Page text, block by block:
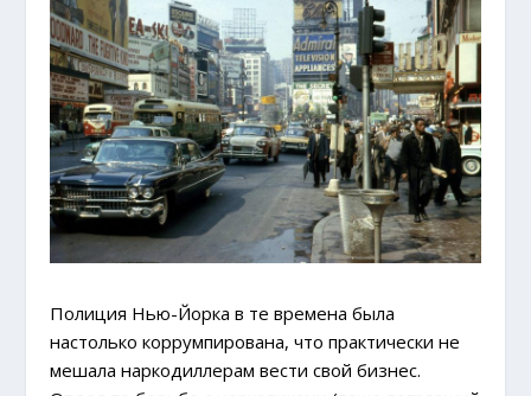
Полиция Нью-Йорка в те времена была
настолько коррумпирована, что практически не
мешала наркодиллерам вести свой бизнес.